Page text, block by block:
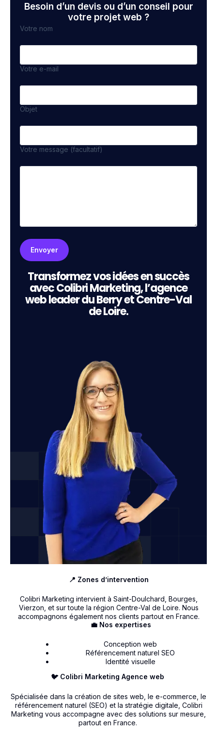
Besoin d’un devis ou d’un conseil pour
votre projet web ?
Votre nom
Votre e-mail
Objet
Votre message (facultatif)
Transformez vos idées en succès
avec Colibri Marketing, l’agence
web leader du Berry et Centre-Val
de Loire.
🐦 Colibri Marketing Agence web
Spécialisée dans la création de sites web, le e-commerce, le
référencement naturel (SEO) et la stratégie digitale, Colibri
Marketing vous accompagne avec des solutions sur mesure,
partout en France.
💼 Nos expertises
Conception web
Référencement naturel SEO
Identité visuelle
📍 Zones d’intervention
Colibri Marketing intervient à Saint-Doulchard, Bourges,
Vierzon, et sur toute la région Centre-Val de Loire. Nous
accompagnons également nos clients partout en France.